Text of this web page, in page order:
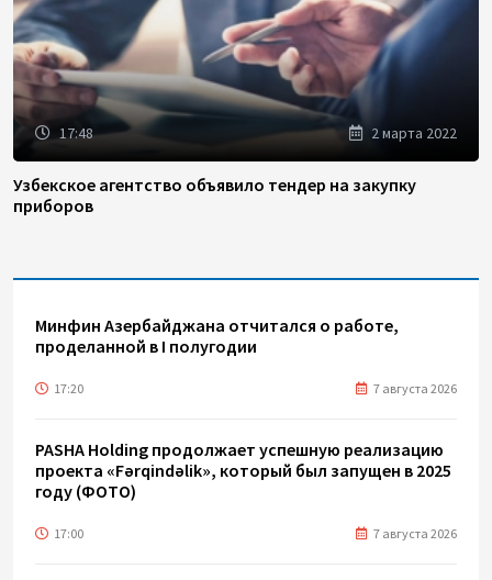
17:48 2 марта 2022
Узбекское агентство объявило тендер на закупку
приборов
Минфин Азербайджана отчитался о работе,
проделанной в I полугодии
17:20 7 августа 2026
PASHA Holding продолжает успешную реализацию
проекта «Fərqindəlik», который был запущен в 2025
году (ФОТО)
17:00 7 августа 2026